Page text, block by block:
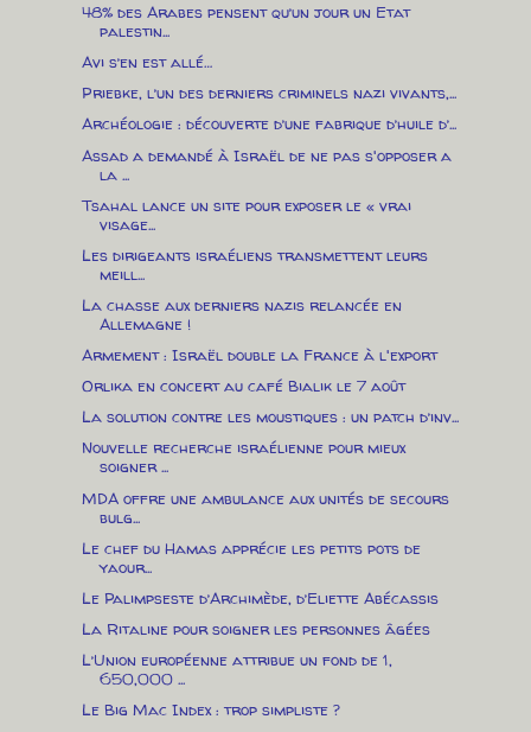
48% des Arabes pensent qu’un jour un Etat
palestin...
Avi s’en est allé…
Priebke, l’un des derniers criminels nazi vivants,...
Archéologie : découverte d’une fabrique d’huile d’...
Assad a demandé à Israël de ne pas s'opposer a
la ...
Tsahal lance un site pour exposer le « vrai
visage...
Les dirigeants israéliens transmettent leurs
meill...
La chasse aux derniers nazis relancée en
Allemagne !
Armement : Israël double la France à l'export
Orlika en concert au café Bialik le 7 août
La solution contre les moustiques : un patch d’inv...
Nouvelle recherche israélienne pour mieux
soigner ...
MDA offre une ambulance aux unités de secours
bulg...
Le chef du Hamas apprécie les petits pots de
yaour...
Le Palimpseste d’Archimède, d’Eliette Abécassis
La Ritaline pour soigner les personnes âgées
L’Union européenne attribue un fond de 1,
650,000 ...
Le Big Mac Index : trop simpliste ?